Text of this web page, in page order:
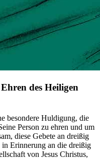
des Heiligen
besondere Huldigung, die
Person zu ehren und um
diese Gebete an dreißig
in Erinnerung an die dreißig
von Jesus Christus,